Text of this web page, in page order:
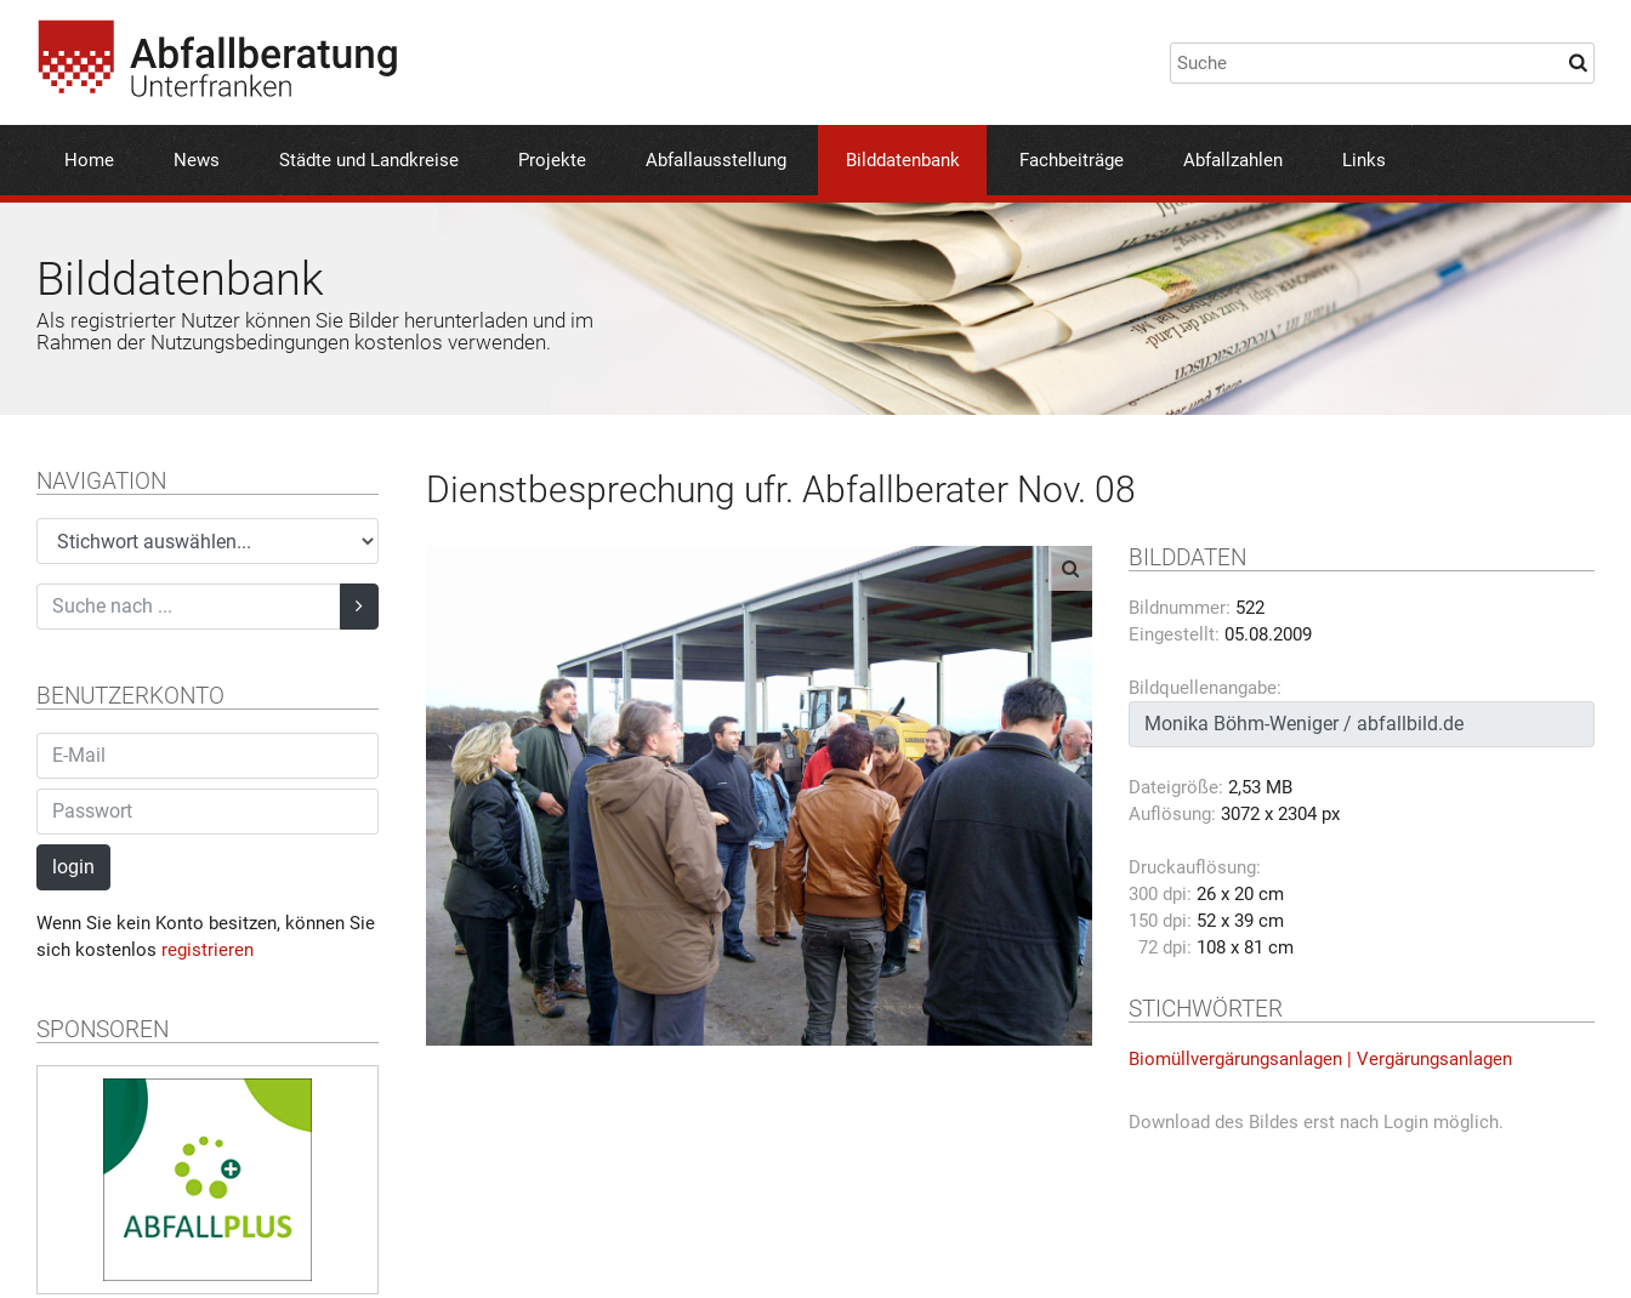
Home News Städte und Landkreise Projekte Abfallausstellung Bilddatenbank Fachbeiträge Abfallzahlen Links
Bilddatenbank
Als registrierter Nutzer können Sie Bilder herunterladen und im
Rahmen der Nutzungsbedingungen kostenlos verwenden.
NAVIGATION
BENUTZERKONTO
login
Wenn Sie kein Konto besitzen, können Sie
sich kostenlos registrieren
SPONSOREN
Dienstbesprechung ufr. Abfallberater Nov. 08
BILDDATEN
Bildnummer: 522
Eingestellt: 05.08.2009
Bildquellenangabe:
Dateigröße: 2,53 MB
Auflösung: 3072 x 2304 px
Druckauflösung:
300 dpi: 26 x 20 cm
150 dpi: 52 x 39 cm
72 dpi: 108 x 81 cm
STICHWÖRTER
Biomüllvergärungsanlagen | Vergärungsanlagen
Download des Bildes erst nach Login möglich.